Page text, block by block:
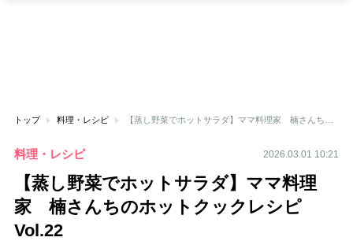
トップ 料理・レシピ
料理・レシピ 2026.03.01 10:21
【蒸し野菜でホットサラダ】ママ料理
家 楠さんちのホットクックレシピ
Vol.22